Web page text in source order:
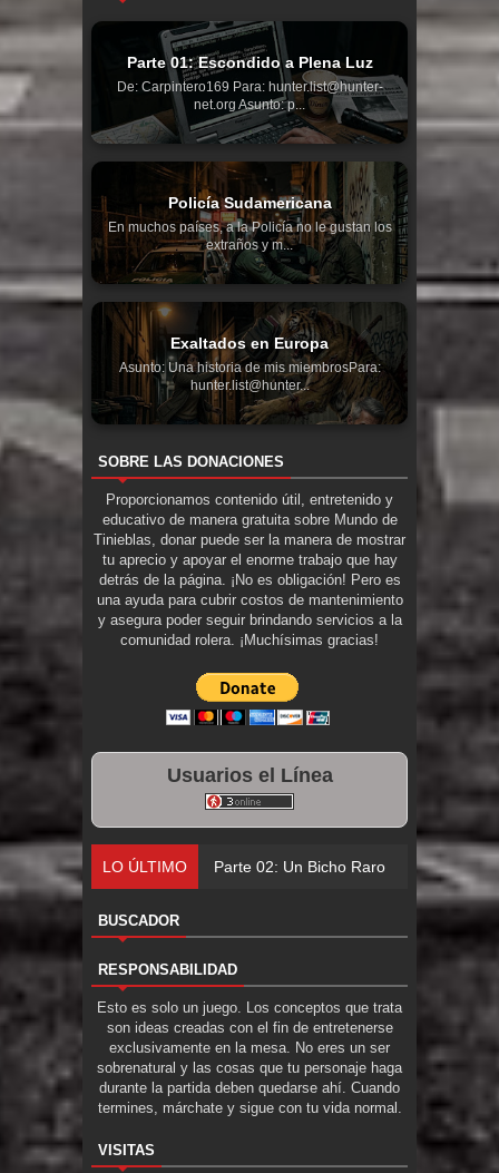
Parte 01: Escondido a Plena Luz
De: Carpintero169 Para: hunter.list@hunter-
net.org Asunto: p...
Policía Sudamericana
En muchos países, a la Policía no le gustan los
extraños y m...
Exaltados en Europa
Asunto: Una historia de mis miembrosPara:
hunter.list@hunter...
SOBRE LAS DONACIONES
Proporcionamos contenido útil, entretenido y
educativo de manera gratuita sobre Mundo de
Tinieblas, donar puede ser la manera de mostrar
tu aprecio y apoyar el enorme trabajo que hay
detrás de la página. ¡No es obligación! Pero es
una ayuda para cubrir costos de mantenimiento
y asegura poder seguir brindando servicios a la
comunidad rolera. ¡Muchísimas gracias!
Usuarios el Línea
LO ÚLTIMO Parte 02: Un Bicho Raro
BUSCADOR
RESPONSABILIDAD
Esto es solo un juego. Los conceptos que trata
son ideas creadas con el fin de entretenerse
exclusivamente en la mesa. No eres un ser
sobrenatural y las cosas que tu personaje haga
durante la partida deben quedarse ahí. Cuando
termines, márchate y sigue con tu vida normal.
VISITAS